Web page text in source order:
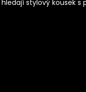
stylový kousek s